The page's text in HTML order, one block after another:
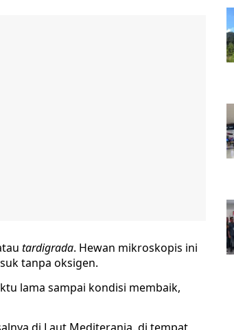
tardigrada. Hewan mikroskopis ini
tanpa oksigen.
lama sampai kondisi membaik,